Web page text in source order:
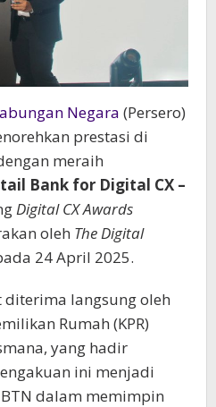
Negara (Persero)
prestasi di
meraih
Bank for Digital CX –
Digital CX Awards
oleh The Digital
24 April 2025.
diterima langsung oleh
Rumah (KPR)
yang hadir
ini menjadi
dalam memimpin